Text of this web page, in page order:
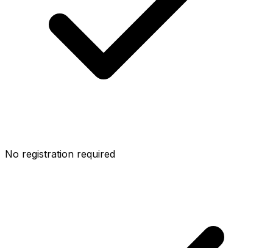
No registration required